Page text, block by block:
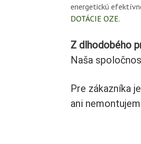
energetickú
DOTÁCIE OZE.
Z dlhodobého
Naša
Pre zákazníka
ani